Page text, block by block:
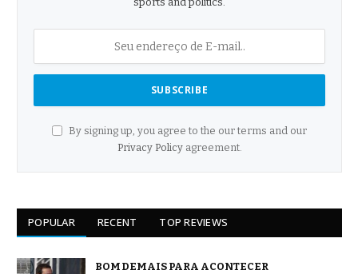
By signing up, you agree to the our terms and our
Privacy Policyagreement.
POPULAR RECENT TOP REVIEWS
BOM DEMAIS PARA ACONTECER